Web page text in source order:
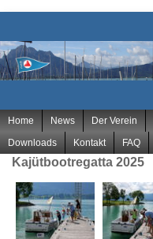
Navigation
überspringen
Home News Der Verein
Downloads
Kontakt FAQ
Kajütbootregatta 2025